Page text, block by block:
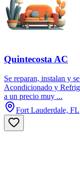
Quintecosta AC
Se reparan, instalan y
Acondicionado y
a un precio muy ...
Fort Lauderdale, FL